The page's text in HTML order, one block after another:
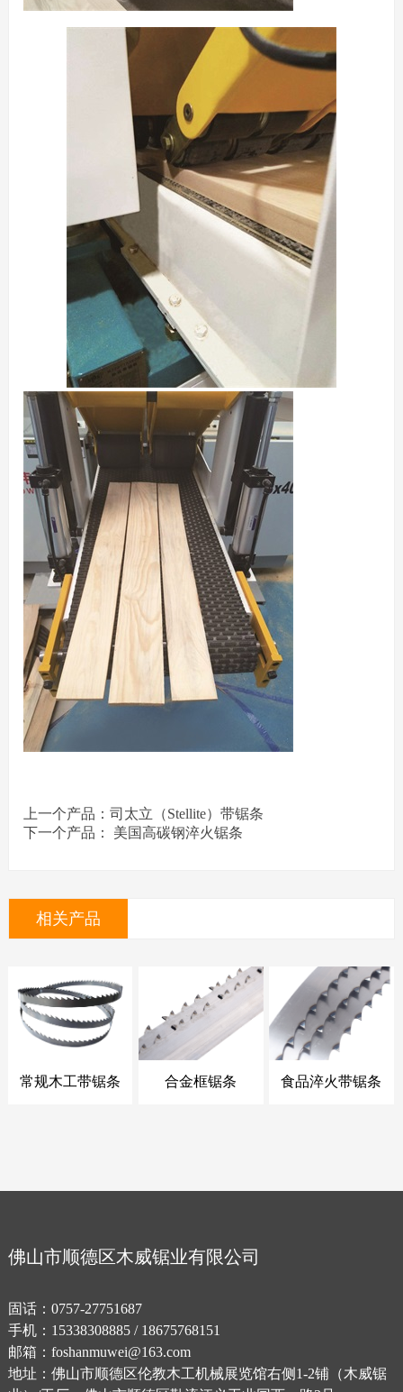
上一个产品：司太立（Stellite）带锯条
下一个产品： 美国高碳钢淬火锯条
相关产品
常规木工带锯条 合金框锯条 食品淬火带锯条
佛山市顺德区木威锯业有限公司
固话：0757-27751687
手机：15338308885 / 18675768151
邮箱：foshanmuwei@163.com
地址：佛山市顺德区伦教木工机械展览馆右侧1-2铺（木威锯